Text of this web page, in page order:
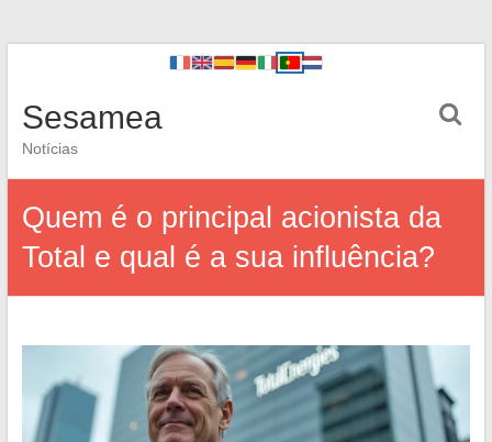
Sesamea
Notícias
Quem é o principal acionista da
Total e qual é a sua influência?